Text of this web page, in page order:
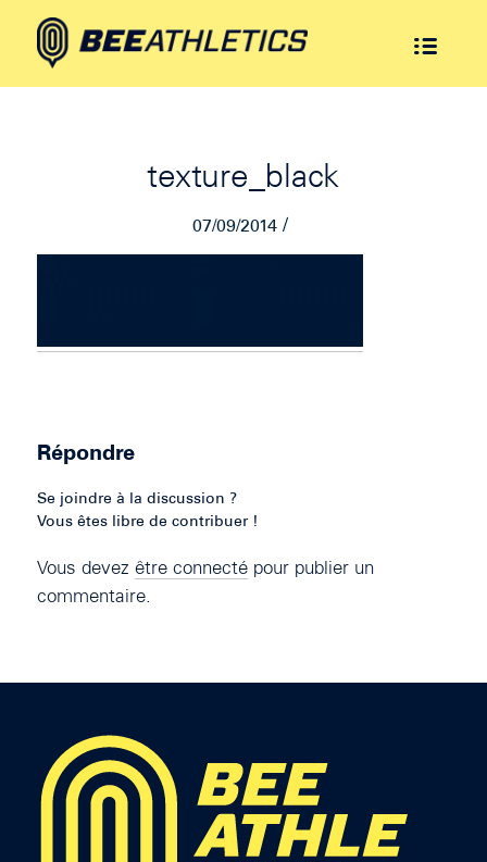
texture_black
07/09/2014 /
Répondre
Se joindre à la discussion ?
Vous êtes libre de contribuer !
Vous devez être connectépour publier un
commentaire.